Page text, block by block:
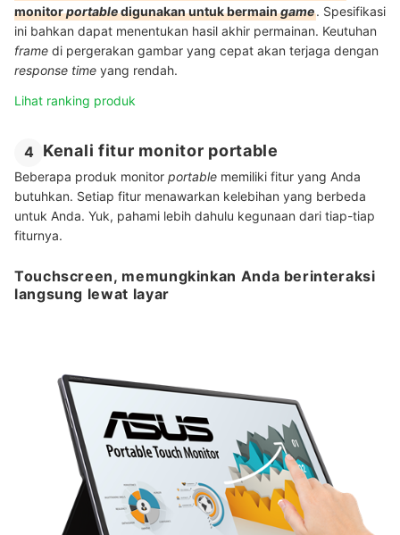
monitorportabledigunakan untuk bermaingame. Spesifikasi
ini bahkan dapat menentukan hasil akhir permainan. Keutuhan
frame di pergerakan gambar yang cepat akan terjaga dengan
response time yang rendah.
Lihat ranking produk
4 Kenali fitur monitor portable
Beberapa produk monitor portable memiliki fitur yang Anda
butuhkan. Setiap fitur menawarkan kelebihan yang berbeda
untuk Anda. Yuk, pahami lebih dahulu kegunaan dari tiap-tiap
fiturnya.
Touchscreen, memungkinkan Anda berinteraksi
langsung lewat layar